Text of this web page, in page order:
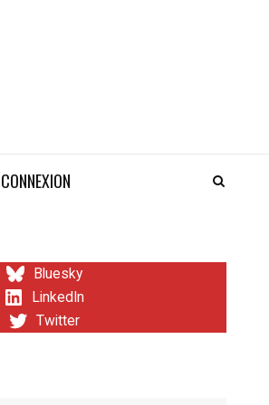
CONNEXION
Bluesky
LinkedIn
Twitter